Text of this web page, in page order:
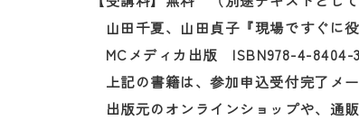
山田千夏、山田貞子『現場ですぐに
MCメディカ出版 ISBN978-4-
上記の書籍は、参加申込受付完了メ
出版元のオンラインショップや、通